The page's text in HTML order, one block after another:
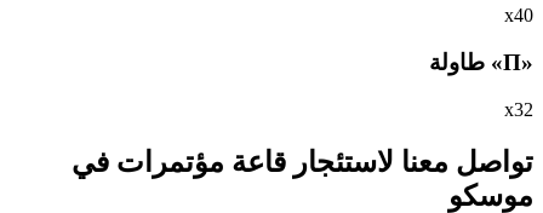
х40
«П» طاولة
х32
تواصل معنا لاستئجار قاعة مؤتمرات في
موسكو